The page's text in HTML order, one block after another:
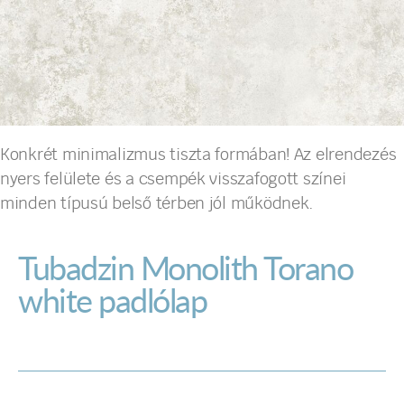
Konkrét minimalizmus tiszta formában! Az elrendezés
nyers felülete és a csempék visszafogott színei
minden típusú belső térben jól működnek.
Tubadzin Monolith Torano
white padlólap